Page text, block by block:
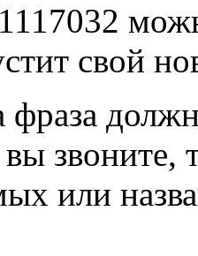
свой
звоните,
или